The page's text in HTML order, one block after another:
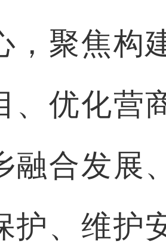
，聚焦构
、优化营
融合发展
护、维护